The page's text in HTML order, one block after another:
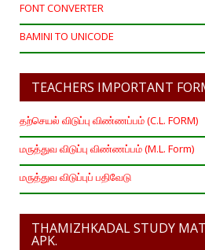
FONT CONVERTER
BAMINI TO UNICODE
TEACHERS IMPORTANT
தற்செயல் விடுப்பு விண்ணப்பம் (C.L. FORM)
மருத்துவ விடுப்பு விண்ணப்பம் (M.L. Form)
மருத்துவ விடுப்புப் பதிவேடு
THAMIZHKADAL STUDY
APK.